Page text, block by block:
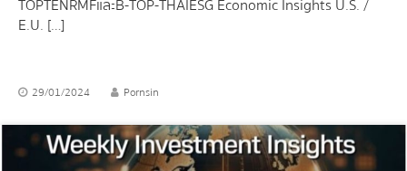
TOPTENRMF และ B-TOP-THAIESG Economic Insights U.S. /
E.U. […]
29/01/2024 Pornsin